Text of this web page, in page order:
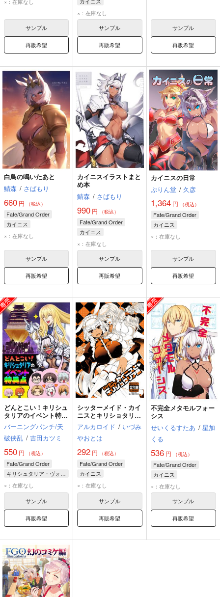
×：在庫なし
サンプル
再販希望
ロムルス＝クィリヌス
ネロ・クラウディウス
×：在庫なし
サンプル
再販希望
サンプル
再販希望
白鳥の鳴いたあと
鯖森 / さばもり
660 円 （税込）
Fate/Grand Order
カイニス
×：在庫なし
サンプル
再販希望
カイニスイラストまと
め本
鯖森 / さばもり
990 円 （税込）
Fate/Grand Order
カイニス
×：在庫なし
サンプル
再販希望
カイニスの日常
ぷりん堂 / 久彦
1,364円 （税込）
Fate/Grand Order
カイニス
モードレッド
×：在庫なし
サンプル
再販希望
どんとこい！キリシュ
タリアのイベント特異
点
バーニングパンチ/天
破侠乱 / 吉田カツミ
550 円 （税込）
Fate/Grand Order
キリシュタリア・ヴォーダイム
カイニス
オールキャラ
×：在庫なし
サンプル
再販希望
シッターメイド・カイ
ニスとキリショタリア
君
アルカロイド / いづみ
やおとは
292 円 （税込）
Fate/Grand Order
カイニス
×：在庫なし
サンプル
再販希望
不完全メタモルフォー
シス
せいくるすたあ / 星加
くる
536円 （税込）
Fate/Grand Order
カイニス
×：在庫なし
サンプル
再販希望